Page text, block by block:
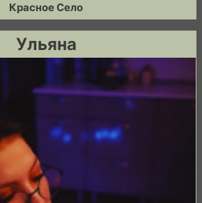
Красное Село
Ульяна